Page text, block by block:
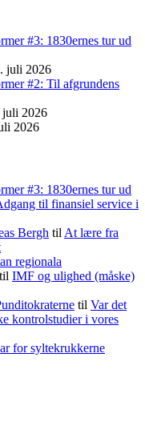
#3: 1830ernes tur ud
juli 2026
#2: Til afgrundens
juli 2026
2026
#3: 1830ernes tur ud
til finansiel service i
Bergh til At lære fra
regionala
til IMF og ulighed (måske)
til Var det
kontrolstudier i vores
for syltekrukkerne